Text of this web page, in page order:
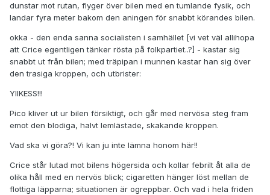
dunstar mot rutan, flyger över bilen med en tumlande fysik, och
landar fyra meter bakom den aningen för snabbt körandes bilen.
okka - den enda sanna socialisten i samhället [vi vet väl allihopa
att Crice egentligen tänker rösta på folkpartiet..?] - kastar sig
snabbt ut från bilen; med träpipan i munnen kastar han sig över
den trasiga kroppen, och utbrister:
YIIKESS!!!
Pico kliver ut ur bilen försiktigt, och går med nervösa steg fram
emot den blodiga, halvt lemlästade, skakande kroppen.
Vad ska vi göra?! Vi kan ju inte lämna honom här!!
Crice står lutad mot bilens högersida och kollar febrilt åt alla de
olika håll med en nervös blick; cigaretten hänger löst mellan de
flottiga läpparna; situationen är ogreppbar. Och vad i hela friden